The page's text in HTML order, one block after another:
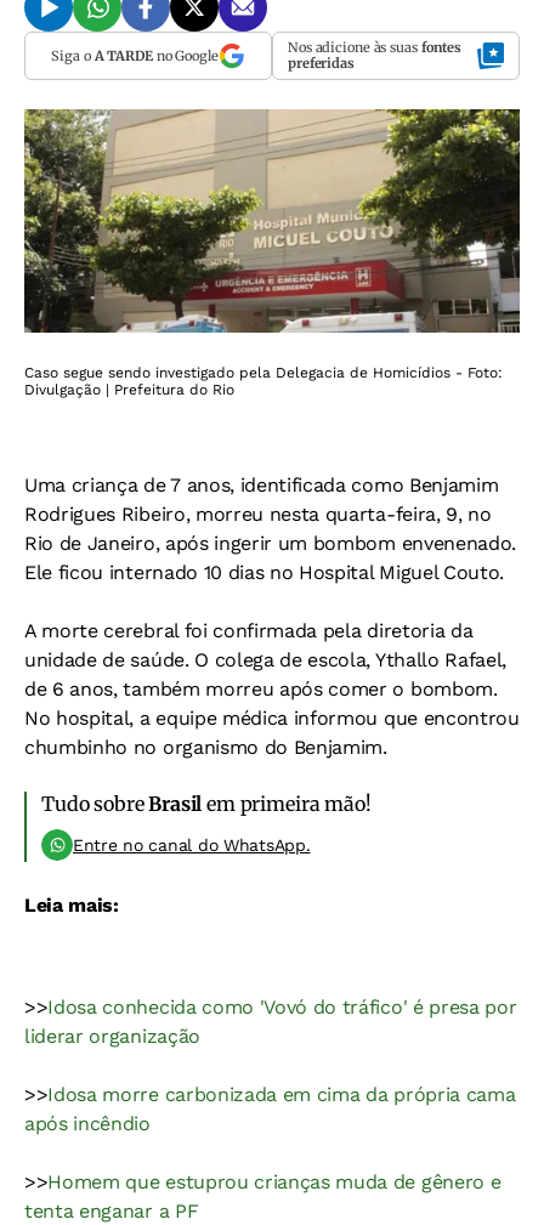
Siga o A TARDEno Google Nos adicione às suas fontes
preferidas
Caso segue sendo investigado pela Delegacia de Homicídios - Foto:
Divulgação | Prefeitura do Rio
Uma criança de 7 anos, identificada como Benjamim
Rodrigues Ribeiro, morreu nesta quarta-feira, 9, no
Rio de Janeiro, após ingerir um bombom envenenado.
Ele ficou internado 10 dias no Hospital Miguel Couto.
A morte cerebral foi confirmada pela diretoria da
unidade de saúde. O colega de escola, Ythallo Rafael,
de 6 anos, também morreu após comer o bombom.
No hospital, a equipe médica informou que encontrou
chumbinho no organismo do Benjamim.
Tudo sobreBrasil em primeira mão!
Entre no canal do WhatsApp.
Leia mais:
>>Idosa conhecida como 'Vovó do tráfico' é presa por
liderar organização
>>Idosa morre carbonizada em cima da própria cama
após incêndio
>>Homem que estuprou crianças muda de gênero e
tenta enganar a PF